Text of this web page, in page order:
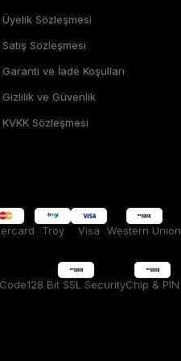
Üyelik Sözleşmesi
Satış Sözleşmesi
Garanti ve İade Koşulları
Gizlilik ve Güvenlik
KVKK Sözleşmesi
Troy Visa Western Unıon
128 Bit SSL SecurityChip & PIN